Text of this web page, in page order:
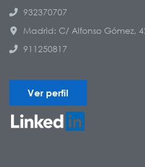
932370707
Madrid: C/ Alfonso Gómez,
911250817
Ver perfil